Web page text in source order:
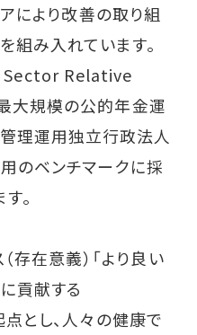
により改善の取り組
組み入れています。
Sector Relative
大規模の公的年金運
理運用独立行政法人
用のベンチマークに採
。
存在意義）「より良い
貢献する
点とし、人々の健康で